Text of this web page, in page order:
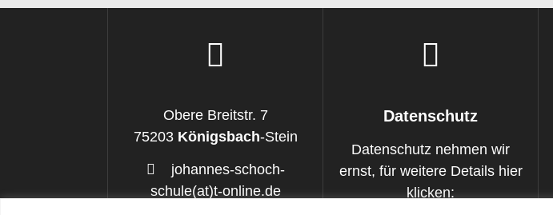
Obere Breitstr. 7
75203 Königsbach-Stein
johannes-schoch-
schule(at)t-online.de
Datenschutz
Datenschutz nehmen wir
ernst, für weitere Details hier
klicken: